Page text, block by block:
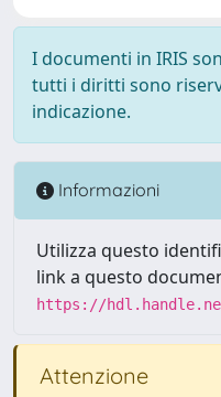
I documenti in IRIS
tutti i diritti sono
indicazione.
Informazioni
Utilizza questo
link a questo
https://
Attenzione